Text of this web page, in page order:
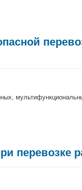
перевозке